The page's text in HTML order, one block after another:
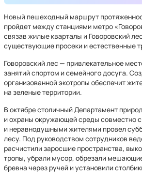
Новый пешеходный маршрут
пройдет между станциями метро
связав жилые кварталы и Говоровский
существующие просеки и естественные
Говоровский лес — привлекательное
занятий спортом и семейного досуга.
организованной экотропы обеспечит
на зеленые территории.
В октябре столичный Департамент
и охраны окружающей среды совместно
и неравнодушными жителями провел
лесу. Под руководством сотрудников
расчистили заросшие пространства,
тропы, убрали мусор, обрезали
бревна через ручей и установили